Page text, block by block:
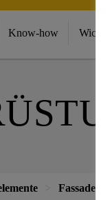
Know-how
Fassaden